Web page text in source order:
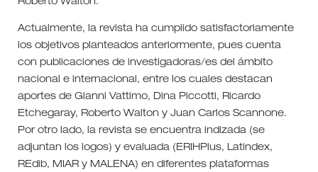
Roberto Walton.
Actualmente, la revista ha cumplido satisfactoriamente
los objetivos planteados anteriormente, pues cuenta
con publicaciones de investigadoras/es del ámbito
nacional e internacional, entre los cuales destacan
aportes de Gianni Vattimo, Dina Piccotti, Ricardo
Etchegaray, Roberto Walton y Juan Carlos Scannone.
Por otro lado, la revista se encuentra indizada (se
adjuntan los logos) y evaluada (ERIHPlus, Latindex,
REdib, MIAR y MALENA) en diferentes plataformas